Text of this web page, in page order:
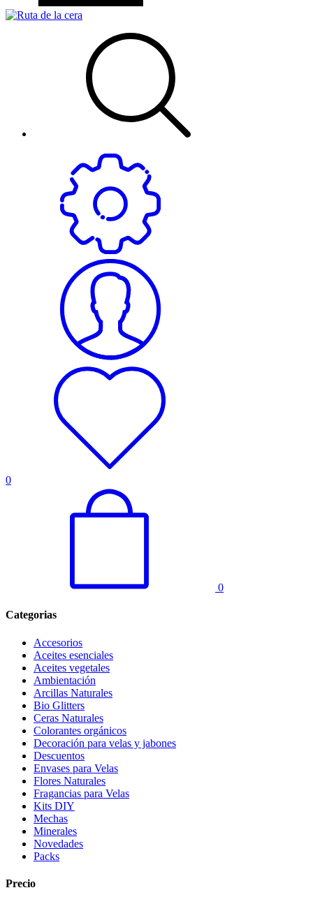
0
0
Categorias
Accesorios
Aceites esenciales
Aceites vegetales
Ambientación
Arcillas Naturales
Bio Glitters
Ceras Naturales
Colorantes orgánicos
Decoración para velas y jabones
Descuentos
Envases para Velas
Flores Naturales
Fragancias para Velas
Kits DIY
Mechas
Minerales
Novedades
Packs
Precio